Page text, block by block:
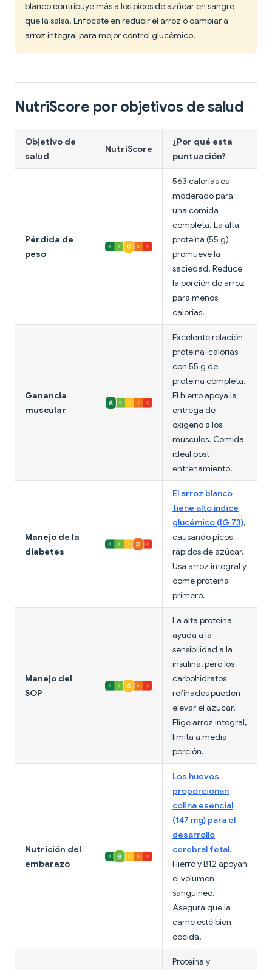
blanco contribuye más a los picos de azúcar en sangre
que la salsa. Enfócate en reducir el arroz o cambiar a
arroz integral para mejor control glucémico.
NutriScore por objetivos de salud
Objetivo de
salud
NutriScore
¿Por qué esta
puntuación?
Pérdida de
peso
563 calorías es
moderado para
una comida
completa. La alta
proteína (55 g)
promueve la
saciedad. Reduce
la porción de arroz
para menos
calorías.
Ganancia
muscular
Excelente relación
proteína-calorías
con 55 g de
proteína completa.
El hierro apoya la
entrega de
oxígeno a los
músculos. Comida
ideal post-
entrenamiento.
Manejo de la
diabetes
El arroz blanco
tiene alto índice
glucémico (IG 73),
causando picos
rápidos de azúcar.
Usa arroz integral y
come proteína
primero.
Manejo del
SOP
La alta proteína
ayuda a la
sensibilidad a la
insulina, pero los
carbohidratos
refinados pueden
elevar el azúcar.
Elige arroz integral,
limita a media
porción.
Nutrición del
embarazo
Los huevos
proporcionan
colina esencial
(147 mg) para el
desarrollo
cerebral fetal.
Hierro y B12 apoyan
el volumen
sanguíneo.
Asegura que la
carne esté bien
cocida.
Proteína y